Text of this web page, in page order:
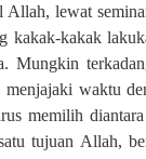
lewat
kakak
Mungkin
waktu
memilih
tujuan Allah,